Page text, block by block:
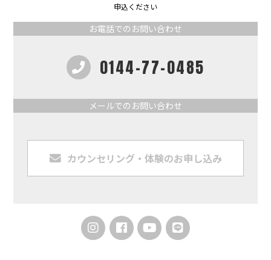
申込ください
お電話でのお問い合わせ
0144-77-0485
メールでのお問い合わせ
カウンセリング・体験のお申し込み